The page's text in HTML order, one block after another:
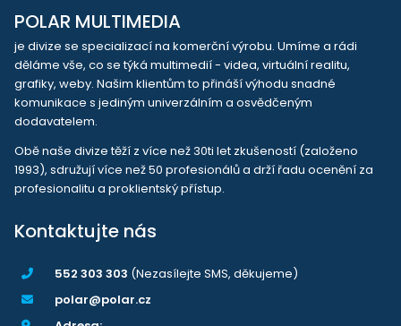
POLAR MULTIMEDIA
je divize se specializací na komerční výrobu. Umíme a rádi
děláme vše, co se týká multimedií - videa, virtuální realitu,
grafiky, weby. Našim klientům to přináší výhodu snadné
komunikace s jediným univerzálním a osvědčeným
dodavatelem.
Obě naše divize těží z více než 30ti let zkušeností (založeno
1993), sdružují více než 50 profesionálů a drží řadu ocenění za
profesionalitu a proklientský přístup.
Kontaktujte nás
552 303 303 (Nezasílejte SMS, děkujeme)
polar@polar.cz